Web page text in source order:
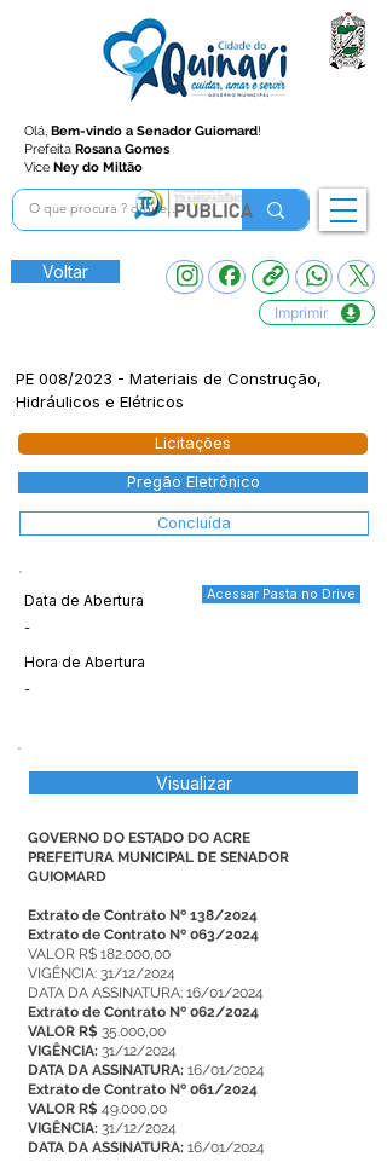
Olá, Bem-vindo a Senador Guiomard!
Prefeita Rosana Gomes
Vice Ney do Miltão
Voltar
Imprimir
PE 008/2023 - Materiais de Construção,
Hidráulicos e Elétricos
Licitações
Pregão Eletrônico
Concluída
Data de Abertura Acessar Pasta no Drive
-
Hora de Abertura
-
Visualizar
GOVERNO DO ESTADO DO ACRE
PREFEITURA MUNICIPAL DE SENADOR
GUIOMARD
Extrato de Contrato Nº 138/2024
Extrato de Contrato Nº 063/2024
VALOR R$ 182.000,00
VIGÊNCIA: 31/12/2024
DATA DA ASSINATURA: 16/01/2024
Extrato de Contrato Nº 062/2024
VALOR R$ 35.000,00
VIGÊNCIA: 31/12/2024
DATA DA ASSINATURA: 16/01/2024
Extrato de Contrato Nº 061/2024
VALOR R$ 49.000,00
VIGÊNCIA: 31/12/2024
DATA DA ASSINATURA: 16/01/2024